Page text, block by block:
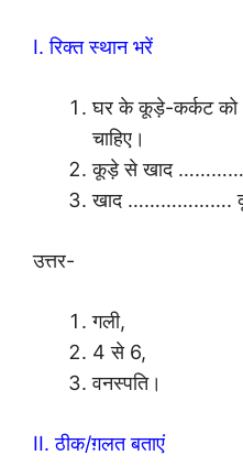
I. रिक्त स्थान भरें
घर के कूड़े-कर्कट
चाहिए।
कूड़े से खाद
खाद ……………….
उत्तर-
गली,
4 से 6,
वनस्पति।
II. ठीक/ग़लत बताएं